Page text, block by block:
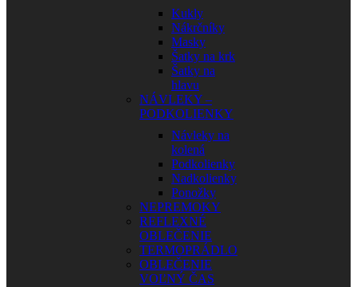
Kukly
Nákrčníky
Masky
Šatky na krk
Šatky na
hlavu
NÁVLEKY –
PODKOLIENKY
Návleky na
kolená
Podkolienky
Nadkolienky
Ponožky
NEPREMOKY
REFLEXNÉ
OBLEČENIE
TERMOPRÁDLO
OBLEČENIE
VOĽNÝ ČAS